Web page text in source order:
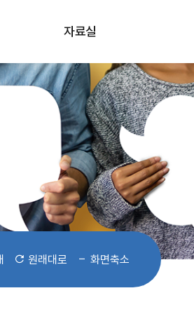
자료실
원래대로 화면축소